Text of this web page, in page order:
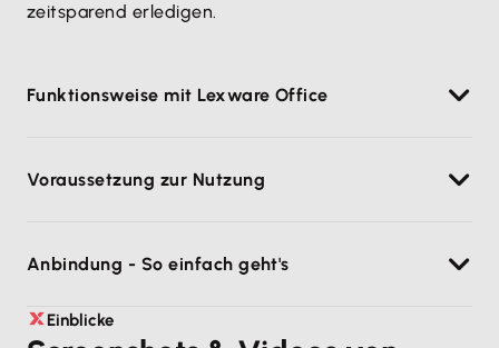
zeitsparend erledigen.
Funktionsweise mit Lexware Office
gebuchter Leistungen, Preise, Rabatte zur
Automatisierte Übertragung der Kundendaten
Kontinuierliche Weiterentwicklung –
Voraussetzung zur Nutzung
funktioniert mit allen gängigen Webbrowsern.
Anbindung - So einfach geht's
Stelle die Verbindung in deinen eTermin
Einblicke